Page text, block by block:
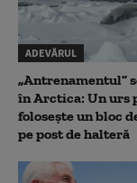
ADEVĂRUL
„Antrenamentul”
în Arctica: Un urs
folosește un bloc
pe post de halteră